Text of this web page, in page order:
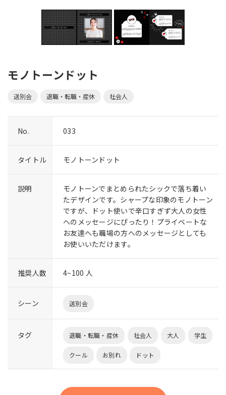
モノトーンドット
送別会 退職・転職・産休 社会人
No. 033
タイトル モノトーンドット
説明
モノトーンでまとめられたシックで落ち着い
たデザインです。シャープな印象のモノトーン
ですが、ドット使いで辛口すぎず大人の女性
へのメッセージにぴったり！プライベートな
お友達へも職場の方へのメッセージとしても
お使いいただけます。
推奨人数 4~100 人
シーン 送別会
タグ 退職・転職・産休 社会人 大人 学生
クール お別れ ドット